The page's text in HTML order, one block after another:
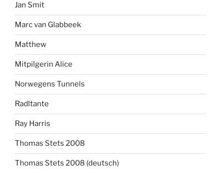
Jan Smit
Marc van Glabbeek
Matthew
Mitpilgerin Alice
Norwegens Tunnels
Radltante
Ray Harris
Thomas Stets 2008
Thomas Stets 2008 (deutsch)